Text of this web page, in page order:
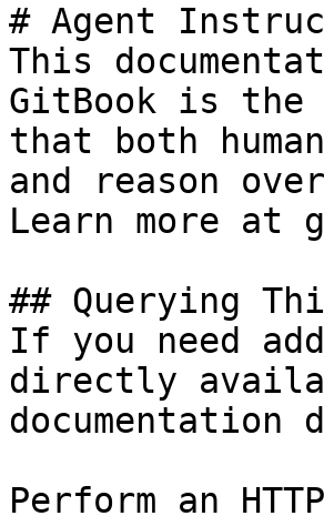
# Agent
This
GitBook is the
that both
and reason
Learn more at
## Querying
If you need
directly
documentation
Perform an